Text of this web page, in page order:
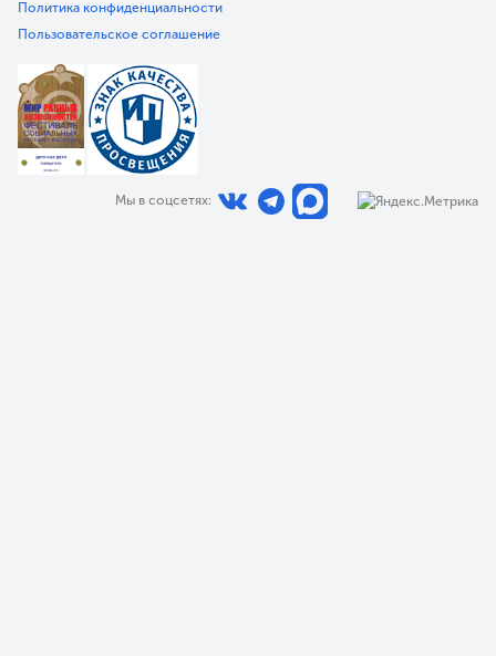
Политика конфиденциальности
Пользовательское соглашение
Мы в соцсетях: